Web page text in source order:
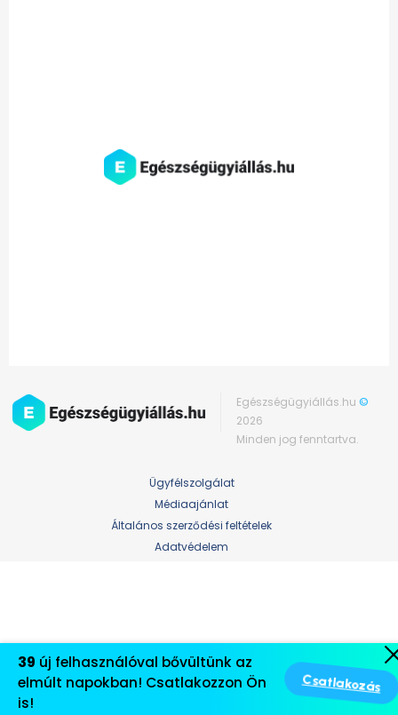
Egészségügyiállás.hu©
2026
Minden jog fenntartva.
Ügyfélszolgálat
Médiaajánlat
Általános szerződési feltételek
Adatvédelem
39 új felhasználóval bővültünk az
elmúlt napokban! Csatlakozzon Ön
is!
Csatlakozás